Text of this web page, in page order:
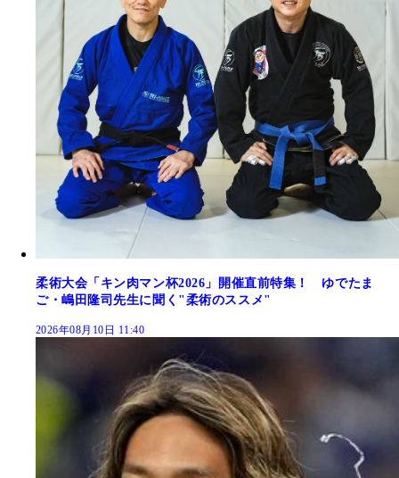
柔術大会「キン肉マン杯2026」開催直前特集！ ゆでたま
ご・嶋田隆司先生に聞く"柔術のススメ"
2026年08月10日 11:40